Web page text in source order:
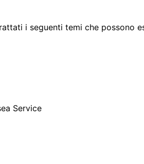
i seguenti temi che possono
Service